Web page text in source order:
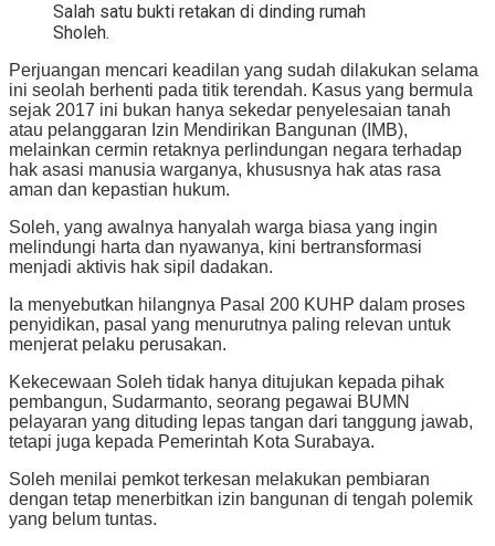
Salah satu bukti retakan di dinding rumah
Sholeh.
Perjuangan mencari keadilan yang sudah dilakukan selama
ini seolah berhenti pada titik terendah. Kasus yang bermula
sejak 2017 ini bukan hanya sekedar penyelesaian tanah
atau pelanggaran Izin Mendirikan Bangunan (IMB),
melainkan cermin retaknya perlindungan negara terhadap
hak asasi manusia warganya, khususnya hak atas rasa
aman dan kepastian hukum.
Soleh, yang awalnya hanyalah warga biasa yang ingin
melindungi harta dan nyawanya, kini bertransformasi
menjadi aktivis hak sipil dadakan.
Ia menyebutkan hilangnya Pasal 200 KUHP dalam proses
penyidikan, pasal yang menurutnya paling relevan untuk
menjerat pelaku perusakan.
Kekecewaan Soleh tidak hanya ditujukan kepada pihak
pembangun, Sudarmanto, seorang pegawai BUMN
pelayaran yang dituding lepas tangan dari tanggung jawab,
tetapi juga kepada Pemerintah Kota Surabaya.
Soleh menilai pemkot terkesan melakukan pembiaran
dengan tetap menerbitkan izin bangunan di tengah polemik
yang belum tuntas.